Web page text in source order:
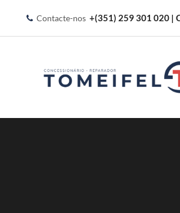
Contacte-nos +(351) 259 301 020 |